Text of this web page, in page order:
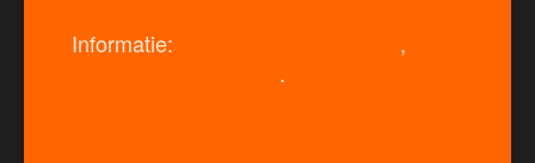
Informatie:
,
.